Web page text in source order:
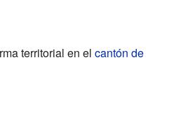
territorial en el cantón de